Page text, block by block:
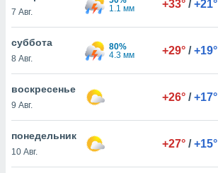
действия
рекламу
нашей
cookie
7 Авг.
1.1 мм
+33° / +21°
суббота
8 Авг.
80%
4.3 мм
+29° / +19°
воскресенье
9 Авг.
+26° / +17°
понедельник
10 Авг.
+27° / +15°